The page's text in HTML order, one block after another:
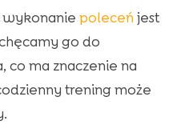
wykonanie poleceń jest
go do
ma znaczenie na
trening może